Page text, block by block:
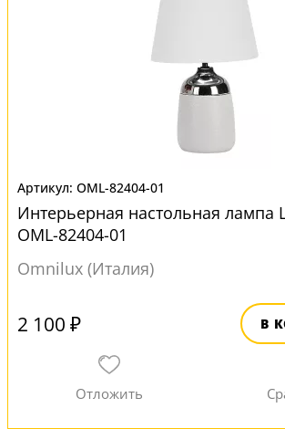
OML-82404-01
Интерьерная настольная лампа
OML-82404-01
Omnilux (Италия)
2 100 ₽ В